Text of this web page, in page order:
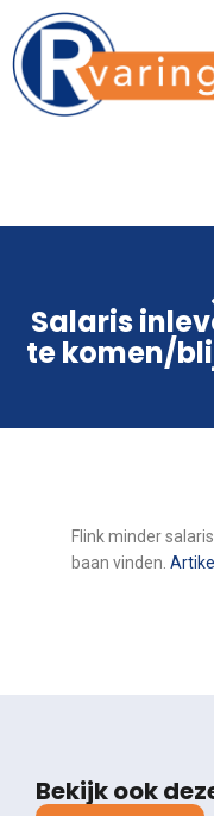
Salaris
te komen/
Flink minder
baan vinden. Artikel.
Bekijk ook